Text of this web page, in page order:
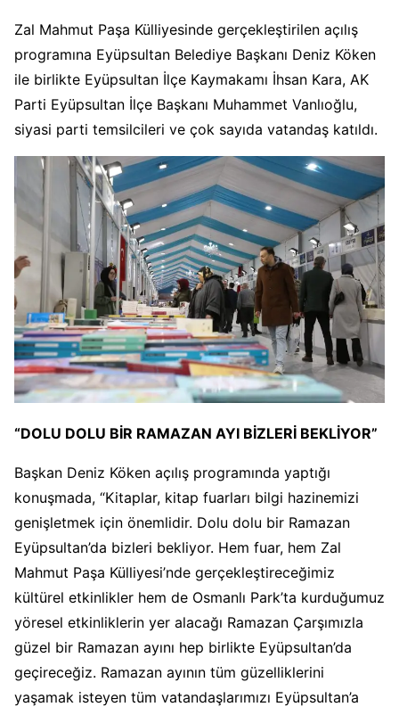
Zal Mahmut Paşa Külliyesinde gerçekleştirilen açılış
programına Eyüpsultan Belediye Başkanı Deniz Köken
ile birlikte Eyüpsultan İlçe Kaymakamı İhsan Kara, AK
Parti Eyüpsultan İlçe Başkanı Muhammet Vanlıoğlu,
siyasi parti temsilcileri ve çok sayıda vatandaş katıldı.
“DOLU DOLU BİR RAMAZAN AYI BİZLERİ BEKLİYOR”
Başkan Deniz Köken açılış programında yaptığı
konuşmada, “Kitaplar, kitap fuarları bilgi hazinemizi
genişletmek için önemlidir. Dolu dolu bir Ramazan
Eyüpsultan’da bizleri bekliyor. Hem fuar, hem Zal
Mahmut Paşa Külliyesi’nde gerçekleştireceğimiz
kültürel etkinlikler hem de Osmanlı Park’ta kurduğumuz
yöresel etkinliklerin yer alacağı Ramazan Çarşımızla
güzel bir Ramazan ayını hep birlikte Eyüpsultan’da
geçireceğiz. Ramazan ayının tüm güzelliklerini
yaşamak isteyen tüm vatandaşlarımızı Eyüpsultan’a